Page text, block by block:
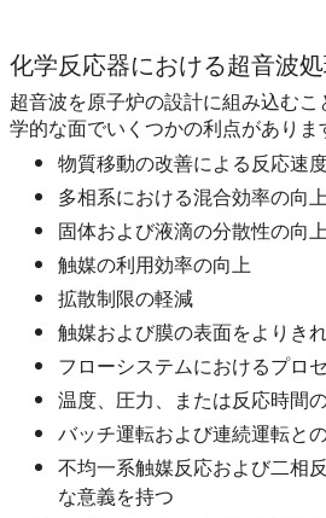
化学反応器における超音波
超音波を原子炉の設計に組み込む
学的な面でいくつかの利点がありま
物質移動の改善による反応速
多相系における混合効率の向
固体および液滴の分散性の向
触媒の利用効率の向上
拡散制限の軽減
触媒および膜の表面をよりき
フローシステムにおけるプロ
温度、圧力、または反応時間
バッチ運転および連続運転と
不均一系触媒反応および二相
な意義を持つ